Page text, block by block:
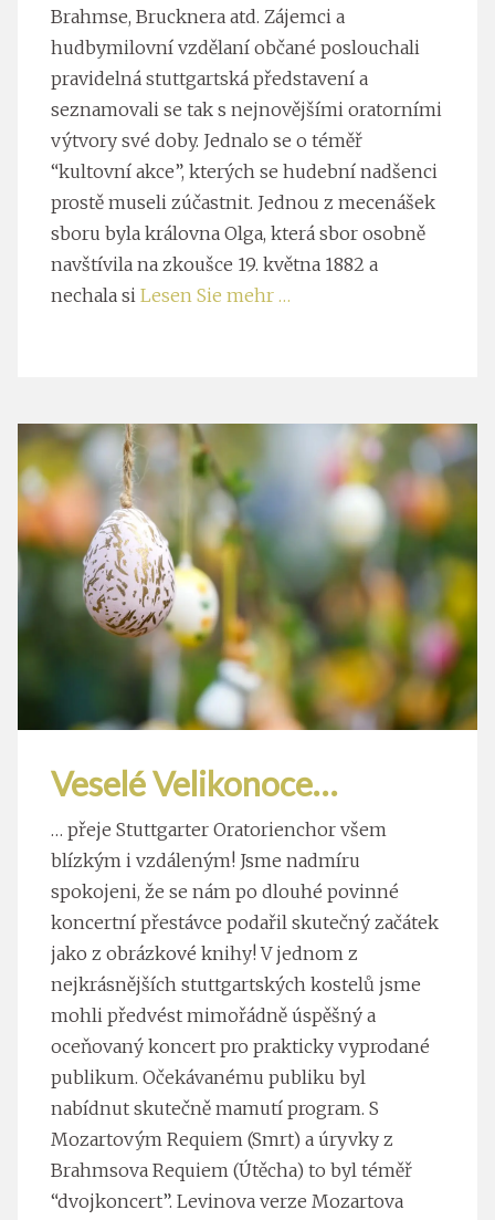
Brahmse, Brucknera atd. Zájemci a
hudbymilovní vzdělaní občané poslouchali
pravidelná stuttgartská představení a
seznamovali se tak s nejnovějšími oratorními
výtvory své doby. Jednalo se o téměř
“kultovní akce”, kterých se hudební nadšenci
prostě museli zúčastnit. Jednou z mecenášek
sboru byla královna Olga, která sbor osobně
navštívila na zkoušce 19. května 1882 a
nechala si Lesen Sie mehr …
Veselé Velikonoce…
… přeje Stuttgarter Oratorienchor všem
blízkým i vzdáleným! Jsme nadmíru
spokojeni, že se nám po dlouhé povinné
koncertní přestávce podařil skutečný začátek
jako z obrázkové knihy! V jednom z
nejkrásnějších stuttgartských kostelů jsme
mohli předvést mimořádně úspěšný a
oceňovaný koncert pro prakticky vyprodané
publikum. Očekávanému publiku byl
nabídnut skutečně mamutí program. S
Mozartovým Requiem (Smrt) a úryvky z
Brahmsova Requiem (Útěcha) to byl téměř
“dvojkoncert”. Levinova verze Mozartova